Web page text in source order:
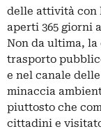
delle attività con
aperti 365 giorni
Non da ultima,
trasporto
e nel canale
minaccia
piuttosto che
cittadini e